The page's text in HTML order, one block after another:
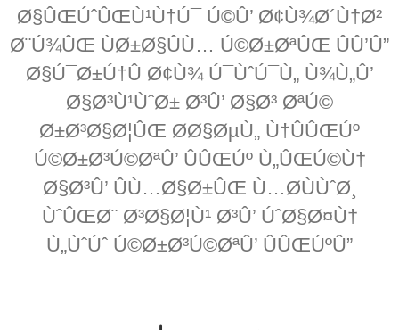
Ø§ÛŒÚˆÛŒÙ¹Ù†Ú¯ Ú©Û’ Ø¢Ù¾Ø´Ù†Ø²
Ø¨Ú¾ÛŒ ÙØ±Ø§ÛÙ… Ú©Ø±ØªÛŒ ÛÛ’Û”
Ø§Ú¯Ø±Ú†Û Ø¢Ù¾ Ú¯ÙˆÚ¯Ù„ Ù¾Ù„Û’
Ø§Ø³Ù¹ÙˆØ± Ø³Û’ Ø§Ø³ ØªÚ©
Ø±Ø³Ø§Ø¦ÛŒ Ø­Ø§ØµÙ„ Ù†ÛÛŒÚº
Ú©Ø±Ø³Ú©ØªÛ’ ÛÛŒÚº Ù„ÛŒÚ©Ù†
Ø§Ø³Û’ ÛÙ…Ø§Ø±ÛŒ Ù…Ø­ÙÙˆØ¸
ÙˆÛŒØ¨ Ø³Ø§Ø¦Ù¹ Ø³Û’ ÚˆØ§Ø¤Ù†
Ù„ÙˆÚˆ Ú©Ø±Ø³Ú©ØªÛ’ ÛÛŒÚºÛ”